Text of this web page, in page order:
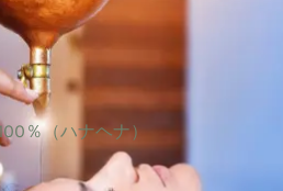
％（ハナヘナ）